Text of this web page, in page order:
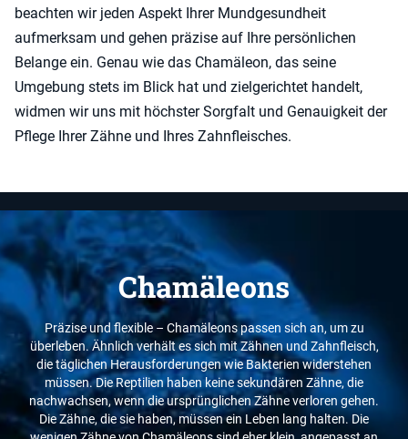
beachten wir jeden Aspekt Ihrer Mundgesundheit
aufmerksam und gehen präzise auf Ihre persönlichen
Belange ein. Genau wie das Chamäleon, das seine
Umgebung stets im Blick hat und zielgerichtet handelt,
widmen wir uns mit höchster Sorgfalt und Genauigkeit der
Pflege Ihrer Zähne und Ihres Zahnfleisches.
Chamäleons
Präzise und flexible – Chamäleons passen sich an, um zu
überleben. Ähnlich verhält es sich mit Zähnen und Zahnfleisch,
die täglichen Herausforderungen wie Bakterien widerstehen
müssen. Die Reptilien haben keine sekundären Zähne, die
nachwachsen, wenn die ursprünglichen Zähne verloren gehen.
Die Zähne, die sie haben, müssen ein Leben lang halten. Die